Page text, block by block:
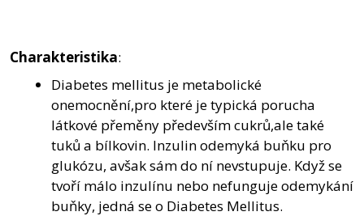
Charakteristika:
Diabetes mellitus je metabolické
onemocnění,pro které je typická porucha
látkové přeměny především cukrů,ale také
tuků a bílkovin. Inzulin odemyká buňku pro
glukózu, avšak sám do ní nevstupuje. Když se
tvoří málo inzulínu nebo nefunguje odemykání
buňky, jedná se o Diabetes Mellitus.